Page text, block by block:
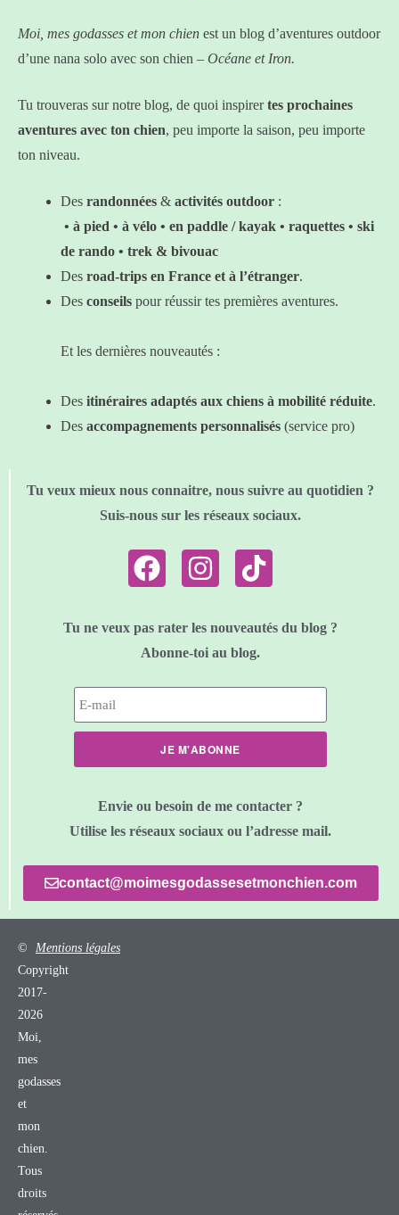
Moi, mes godasses et mon chien est un blog d’aventures outdoor
d’une nana solo avec son chien – Océane et Iron.
Tu trouveras sur notre blog, de quoi inspirertes prochaines
aventures avec ton chien, peu importe la saison, peu importe
ton niveau.
Des randonnées & activités outdoor :
• à pied • à vélo • en paddle / kayak • raquettes • ski
de rando • trek & bivouac
Des road-trips en France et à l’étranger.
Des conseils pour réussir tes premières aventures.
Et les dernières nouveautés :
Des itinéraires adaptés aux chiens à mobilité réduite.
Des accompagnements personnalisés (service pro)
Tu veux mieux nous connaitre, nous suivre au quotidien ?
Suis-nous sur les réseaux sociaux.
Tu ne veux pas rater les nouveautés du blog ?
Abonne-toi au blog.
JE M'ABONNE
Envie ou besoin de me contacter ?
Utilise les réseaux sociaux ou l’adresse mail.
contact@moimesgodassesetmonchien.com
©
Copyright
2017-
2026
Moi,
mes
godasses
et
mon
chien.
Tous
droits
Mentions légales